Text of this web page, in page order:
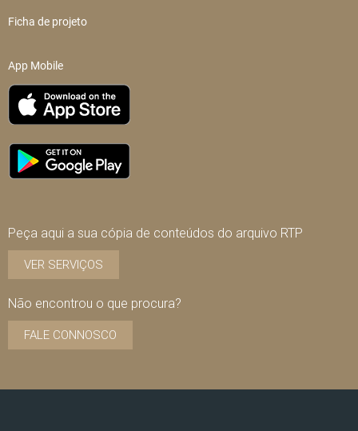
Ficha de projeto
App Mobile
Peça aqui a sua cópia de conteúdos do arquivo RTP
VER SERVIÇOS
Não encontrou o que procura?
FALE CONNOSCO